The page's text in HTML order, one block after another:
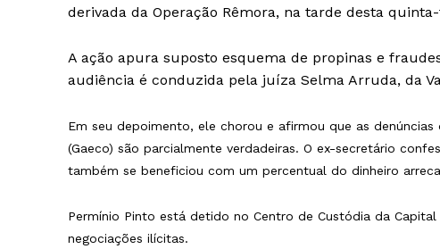
derivada da Operação Rêmora, na tarde desta
A ação apura suposto esquema de propinas e
audiência é conduzida pela juíza Selma Arruda, da
Em seu depoimento, ele chorou e afirmou que as
(Gaeco) são parcialmente verdadeiras. O ex-secretário
também se beneficiou com um percentual do dinheiro
Permínio Pinto está detido no Centro de Custódia da
negociações ilícitas.